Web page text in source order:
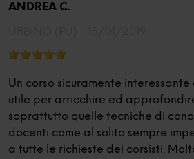
ANDREA C.
Un corso sicuramente
utile per arricchire ed
soprattutto quelle tecniche di
docenti come al solito sempre
a tutte le richieste dei corsisti.